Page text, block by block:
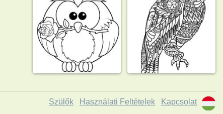
Szülők Használati Feltételek Kapcsolat